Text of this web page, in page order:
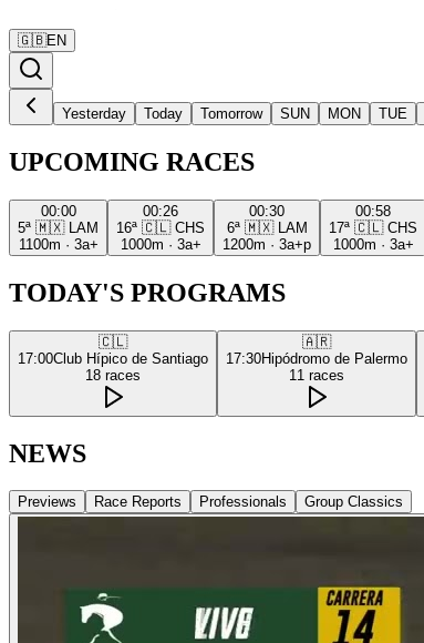
🇬🇧EN
Yesterday Today Tomorrow SUN MON TUE
UPCOMING RACES
00:00
5ª 🇲🇽
LAM
1100m · 3a+
00:26
16ª 🇨🇱 CHS
1000m · 3a+
00:30
6ª 🇲🇽
LAM
1200m · 3a+p
00:58
17ª 🇨🇱 CHS
1000m · 3a+
TODAY'S PROGRAMS
🇨🇱
17:00Club Hípico de Santiago
18 races
🇦🇷
17:30Hipódromo de Palermo
11 races
NEWS
Previews Race Reports Professionals Group Classics